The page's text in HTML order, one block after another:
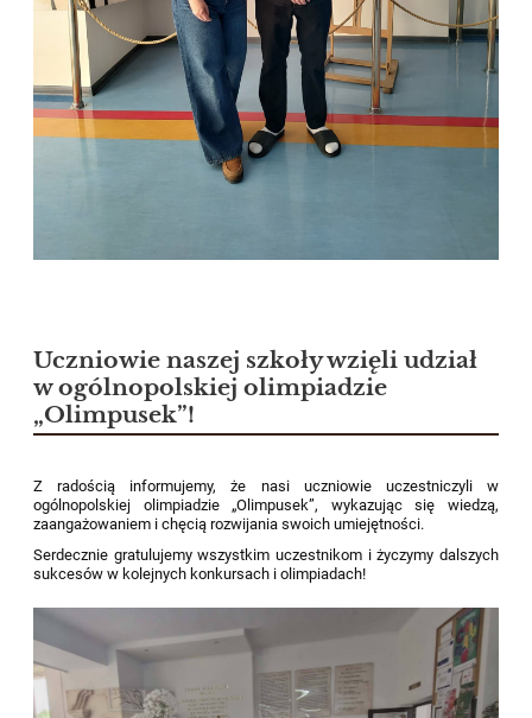
Uczniowie naszej szkoły wzięli udział
w ogólnopolskiej olimpiadzie
„Olimpusek”!
Z radością informujemy, że nasi uczniowie uczestniczyli w
ogólnopolskiej olimpiadzie „Olimpusek”, wykazując się wiedzą,
zaangażowaniem i chęcią rozwijania swoich umiejętności.
Serdecznie gratulujemy wszystkim uczestnikom i życzymy dalszych
sukcesów w kolejnych konkursach i olimpiadach!